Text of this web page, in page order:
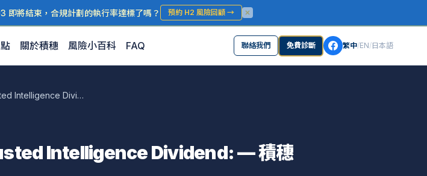
即將結束，合規計劃的執行率達標了嗎？ 預約 H2 風險回顧 →
關於積穗 風險小百科 FAQ 聯絡我們 免費診斷 繁中/EN/日本語
The Risk-Adjusted Intelligence Dividend: — 積穗科研洞察
Intelligence Dividend: — 積穗